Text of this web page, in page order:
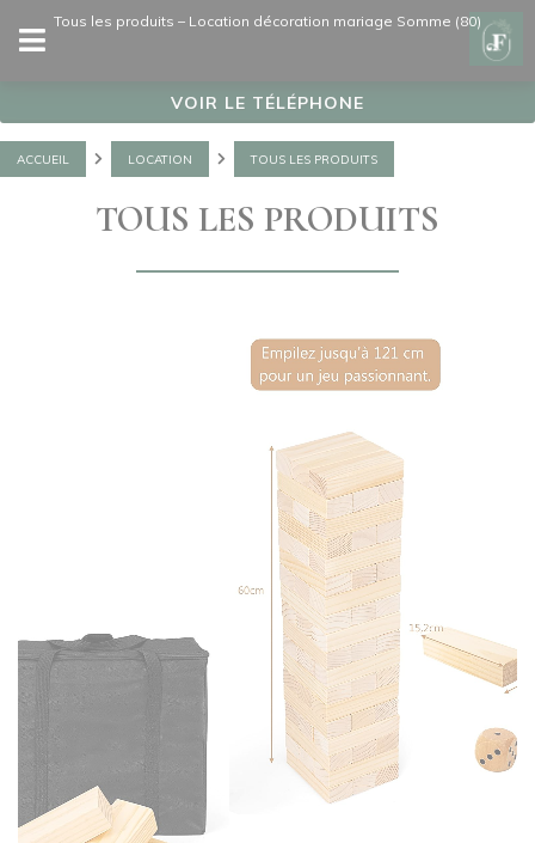
Tous les produits – Location décoration mariage Somme (80)
VOIR LE TÉLÉPHONE
ACCUEIL LOCATION TOUS LES PRODUITS
TOUS LES PRODUITS
Panneau de gestion des cookies